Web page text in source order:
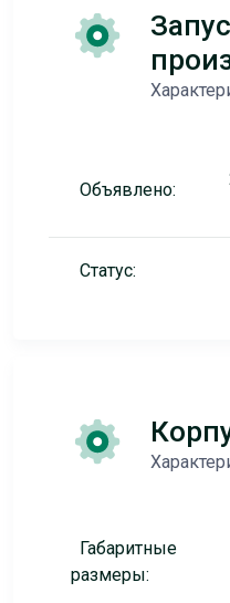
Объявлено:
Статус:
Габаритные
размеры: